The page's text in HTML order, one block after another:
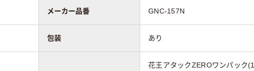
メーカー品番 GNC-157N
包装 あり
花王アタックZEROワンパック